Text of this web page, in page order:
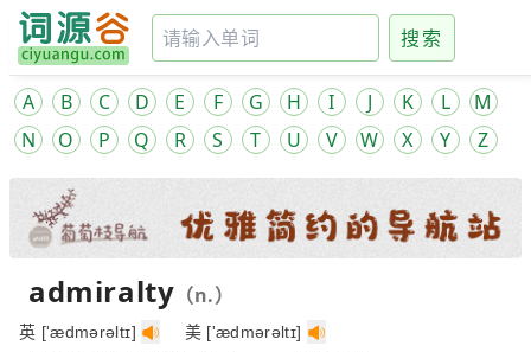
搜索
A B C D E F G H I J K L
M
N
O P Q R S T U V W X Y Z
admiralty （n.）
英 ['ædmərəltɪ] 美 ['ædmərəltɪ]